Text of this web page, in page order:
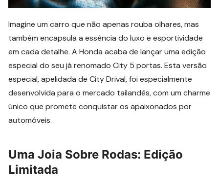
Imagine um carro que não apenas rouba olhares, mas
também encapsula a essência do luxo e esportividade
em cada detalhe. A Honda acaba de lançar uma edição
especial do seu já renomado City 5 portas. Esta versão
especial, apelidada de City Drival, foi especialmente
desenvolvida para o mercado tailandês, com um charme
único que promete conquistar os apaixonados por
automóveis.
Uma Joia Sobre Rodas: Edição
Limitada